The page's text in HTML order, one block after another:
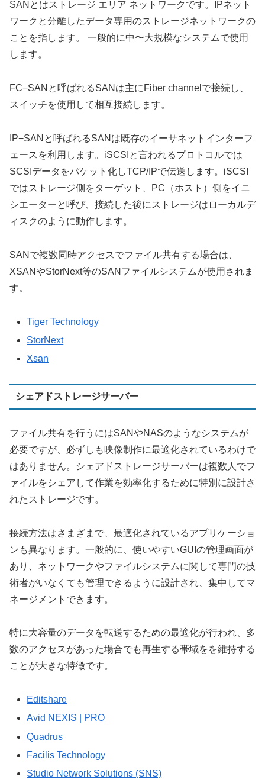
SANとはストレージ エリア ネットワークです。IPネット
ワークと分離したデータ専用のストレージネットワークの
ことを指します。 一般的に中〜大規模なシステムで使用
します。
FC−SANと呼ばれるSANは主にFiber channelで接続し、
スイッチを使用して相互接続します。
IP−SANと呼ばれるSANは既存のイーサネットインターフ
ェースを利用します。iSCSIと言われるプロトコルでは
SCSIデータをパケット化しTCP/IPで伝送します。iSCSI
ではストレージ側をターゲット、PC（ホスト）側をイニ
シエーターと呼び、接続した後にストレージはローカルデ
ィスクのように動作します。
SANで複数同時アクセスでファイル共有する場合は、
XSANやStorNext等のSANファイルシステムが使用されま
す。
Tiger Technology
StorNext
Xsan
シェアドストレージサーバー
ファイル共有を行うにはSANやNASのようなシステムが
必要ですが、必ずしも映像制作に最適化されているわけで
はありません。シェアドストレージサーバーは複数人でフ
ァイルをシェアして作業を効率化するために特別に設計さ
れたストレージです。
接続方法はさまざまで、最適化されているアプリケーショ
ンも異なります。一般的に、使いやすいGUIの管理画面が
あり、ネットワークやファイルシステムに関して専門の技
術者がいなくても管理できるように設計され、集中してマ
ネージメントできます。
特に大容量のデータを転送するための最適化が行われ、多
数のアクセスがあった場合でも再生する帯域をを維持する
ことが大きな特徴です。
Editshare
Avid NEXIS | PRO
Quadrus
Facilis Technology
Studio Network Solutions (SNS)